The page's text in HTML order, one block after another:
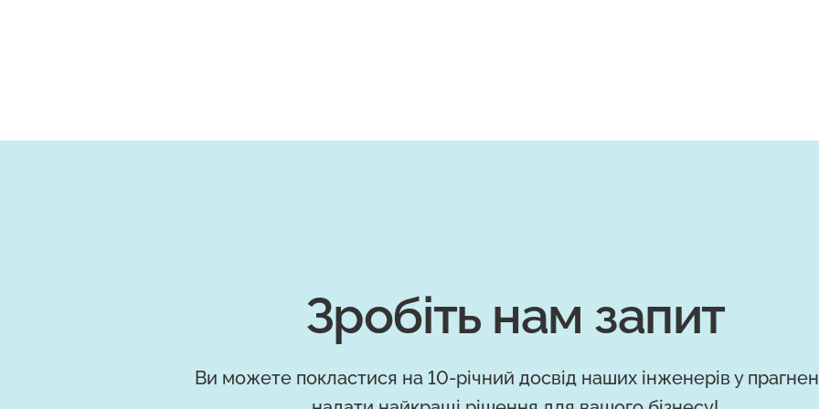
Зробіть нам запит
Ви можете покластися на 10-річний досвід наших інженерів у